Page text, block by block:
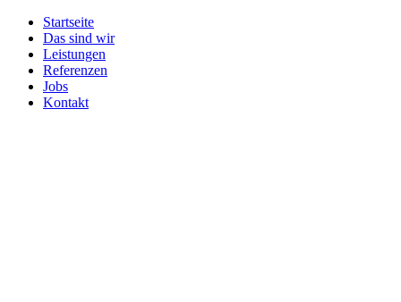
Startseite
Das sind wir
Leistungen
Referenzen
Jobs
Kontakt